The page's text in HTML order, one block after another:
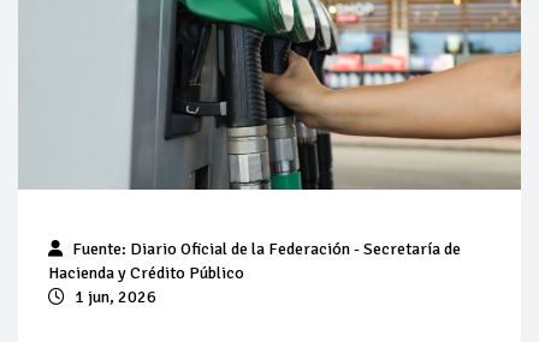
Pierde Pemex 71 millones de pesos al día por
"procesadoras" ilegales
Pacto dispara 83% ventas diésel Pemex
Incertidumbre regulatoria pone a prueba las inversiones de
las Estaciones de Servicio familiares
espera estabilización del mercado
Baja 5% más el precio internacional del crudo por posible
Fuente: Diario Oficial de la Federación- Secretaría de
Hacienda y Crédito Público
1 jun, 2026